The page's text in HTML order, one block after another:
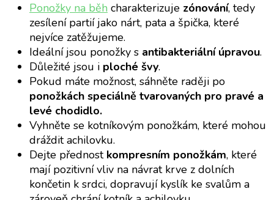
Ponožky na běh charakterizuje zónování, tedy
zesílení partií jako nárt, pata a špička, které
nejvíce zatěžujeme.
Ideální jsou ponožky s antibakteriální úpravou.
Důležité jsou i ploché švy.
Pokud máte možnost, sáhněte raději po
ponožkách speciálně tvarovaných pro pravé a
levé chodidlo.
Vyhněte se kotníkovým ponožkám, které mohou
dráždit achilovku.
Dejte přednost kompresním ponožkám, které
mají pozitivní vliv na návrat krve z dolních
končetin k srdci, dopravují kyslík ke svalům a